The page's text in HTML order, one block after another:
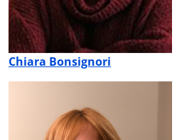
Chiara Bonsignori